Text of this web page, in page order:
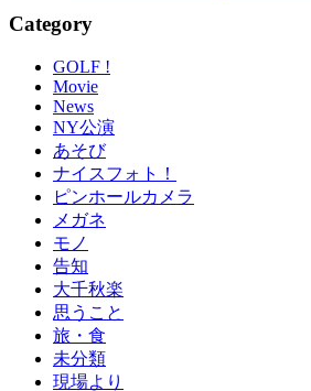
Category
GOLF !
Movie
News
NY公演
あそび
ナイスフォト！
ピンホールカメラ
メガネ
モノ
告知
大千秋楽
思うこと
旅・食
未分類
現場より